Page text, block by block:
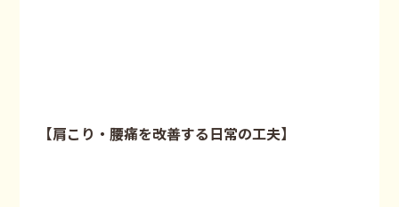
【肩こり・腰痛を改善する日常の工夫】